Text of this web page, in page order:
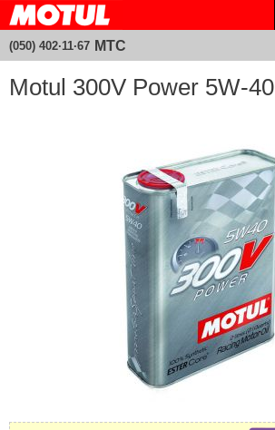
Motul 300V Power 5W-40
(050) 402·11·67 МТС